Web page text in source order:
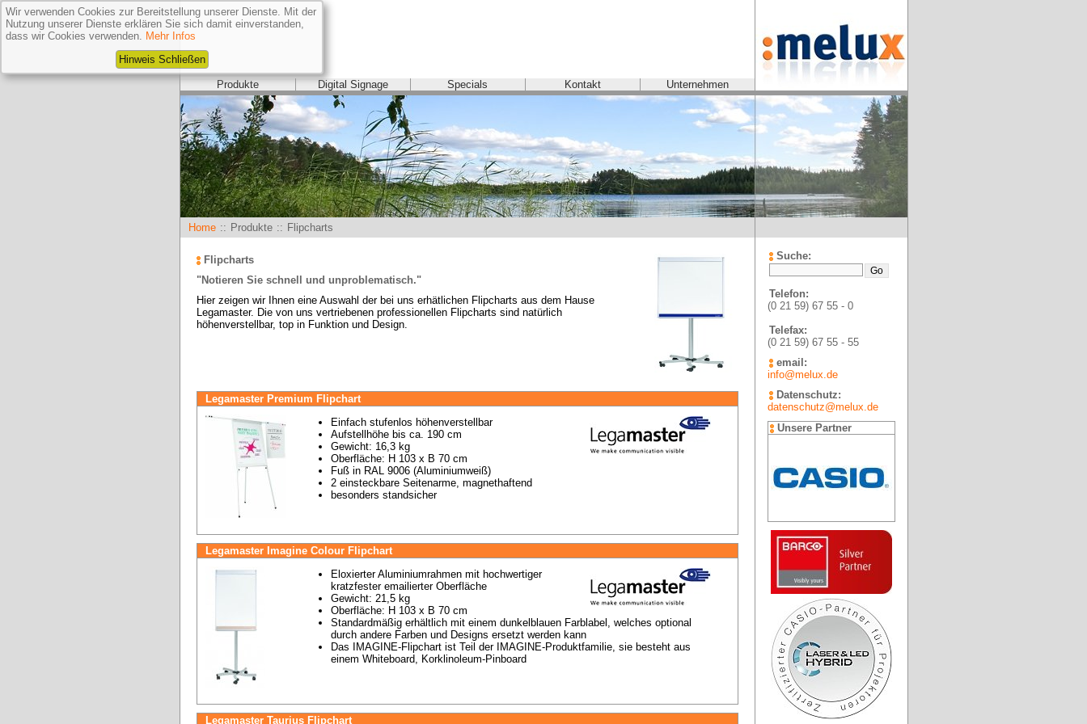
Produkte Digital Signage Specials Kontakt Unternehmen
Home :: Produkte :: Flipcharts
Flipcharts
"Notieren Sie schnell und unproblematisch."
Hier zeigen wir Ihnen eine Auswahl der bei uns erhätlichen Flipcharts aus dem Hause
Legamaster. Die von uns vertriebenen professionellen Flipcharts sind natürlich
höhenverstellbar, top in Funktion und Design.
Legamaster Premium Flipchart
Einfach stufenlos höhenverstellbar
Aufstellhöhe bis ca. 190 cm
Gewicht: 16,3 kg
Oberfläche: H 103 x B 70 cm
Fuß in RAL 9006 (Aluminiumweiß)
2 einsteckbare Seitenarme, magnethaftend
besonders standsicher
Legamaster Imagine Colour Flipchart
Eloxierter Aluminiumrahmen mit hochwertiger
kratzfester emailierter Oberfläche
Gewicht: 21,5 kg
Oberfläche: H 103 x B 70 cm
Standardmäßig erhältlich mit einem dunkelblauen Farblabel, welches optional
durch andere Farben und Designs ersetzt werden kann
Das IMAGINE-Flipchart ist Teil der IMAGINE-Produktfamilie, sie besteht aus
einem Whiteboard, Korklinoleum-Pinboard
Legamaster Taurius Flipchart
Suche:
Telefon:
(0 21 59) 67 55 - 0
Telefax:
(0 21 59) 67 55 - 55
email:
info@melux.de
Datenschutz:
datenschutz@melux.de
Unsere Partner
Wir verwenden Cookies zur Bereitstellung unserer Dienste. Mit der
Nutzung unserer Dienste erklären Sie sich damit einverstanden,
dass wir Cookies verwenden. Mehr Infos
Hinweis Schließen